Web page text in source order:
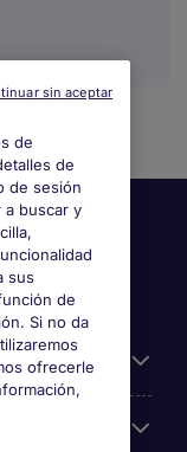
de
de
de sesión
a buscar y
sus
de
Si no da
ofrecerle
sin aceptar